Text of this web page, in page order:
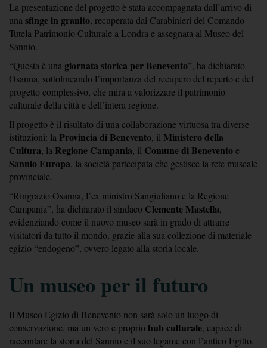
La presentazione del progetto è stata accompagnata dall’arrivo di
una sfinge in granito, recuperata dai Carabinieri del Comando
Tutela Patrimonio Culturale a Londra e assegnata al Museo del
Sannio.
“Questa è una giornata storica per Benevento”, ha dichiarato
Osanna, sottolineando l’importanza del recupero del reperto e del
progetto complessivo, che mira a valorizzare il patrimonio
culturale della città e dell’intera regione.
Il progetto è il risultato di una collaborazione virtuosa tra diverse
istituzioni: la Provincia di Benevento, il Ministero della
Cultura, la Regione Campania, il Comune di Benevento
Sannio Europa, la società partecipata che gestisce la rete museale
provinciale.
“Ringrazio Osanna, l’ex ministro Sangiuliano e la Regione
Campania”, ha dichiarato il sindaco Clemente Mastella,
evidenziando come il nuovo museo sarà in grado di attrarre
visitatori da tutto il mondo, grazie alla sua collezione di materiale
egizio “endogeno”, ovvero legato alla storia locale.
Un museo per il futuro
Il Museo Egizio di Benevento non sarà solo un luogo di
conservazione, ma un vero e proprio hub culturale, capace di
raccontare la storia del Sannio e il suo legame con l’antico Egitto.